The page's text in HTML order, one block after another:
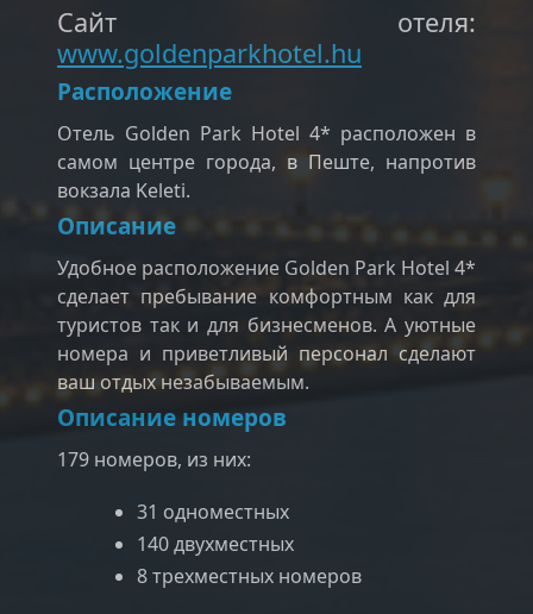
Сайт отеля:
www.goldenparkhotel.hu
Расположение
Отель Golden Park Hotel 4* расположен в
самом центре города, в Пеште, напротив
вокзала Keleti.
Описание
Удобное расположение Golden Park Hotel 4*
сделает пребывание комфортным как для
туристов так и для бизнесменов. А уютные
номера и приветливый персонал сделают
ваш отдых незабываемым.
Описание номеров
179 номеров, из них:
31 одноместных
140 двухместных
8 трехместных номеров